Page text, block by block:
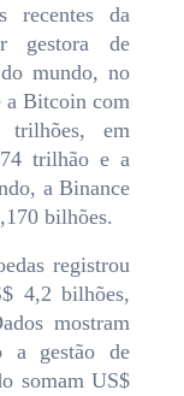
recentes da
gestora de
mundo, no
a Bitcoin com
trilhões, em
trilhão e a
a Binance
bilhões.
registrou
4,2 bilhões,
mostram
a gestão de
somam US$